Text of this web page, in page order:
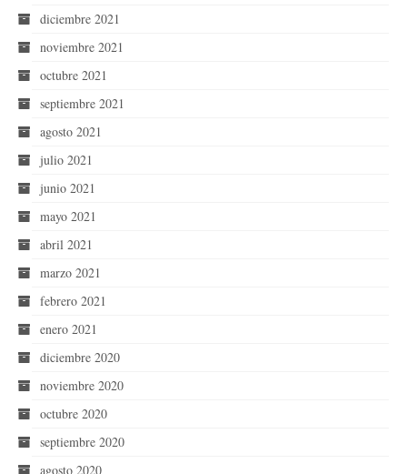
diciembre 2021
noviembre 2021
octubre 2021
septiembre 2021
agosto 2021
julio 2021
junio 2021
mayo 2021
abril 2021
marzo 2021
febrero 2021
enero 2021
diciembre 2020
noviembre 2020
octubre 2020
septiembre 2020
agosto 2020